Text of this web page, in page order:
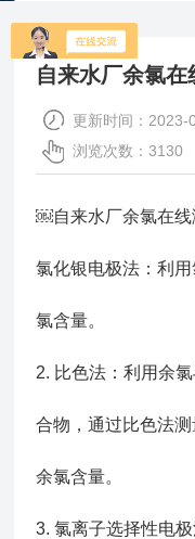
自来水厂余氯
更新时间：2023-
浏览次数：3130
￼自来水厂余氯在线
氯化银电极法：利
氯含量。
2. 比色法：利用余
合物，通过比色法
余氯含量。
3. 氯离子选择性电